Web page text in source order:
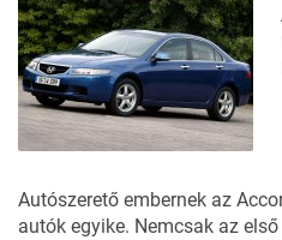
Autószerető embernek az
autók egyike. Nemcsak az